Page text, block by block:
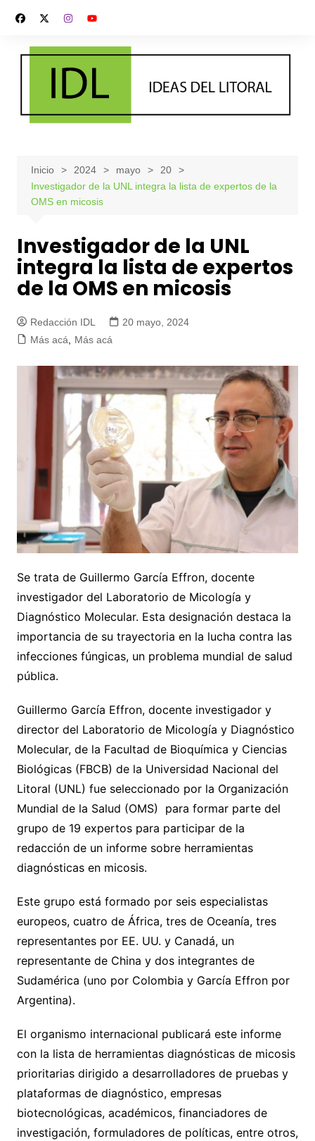
contenido
Inicio 2024 mayo
20
Investigador de la UNL integra la lista de expertos de la
OMS en micosis
Investigador de la UNL
integra la lista de expertos
de la OMS en micosis
Redacción IDL
20 mayo, 2024
Más acá, Más acá
Se trata de Guillermo García Effron, docente
investigador del Laboratorio de Micología y
Diagnóstico Molecular. Esta designación destaca la
importancia de su trayectoria en la lucha contra las
infecciones fúngicas, un problema mundial de salud
pública.
Guillermo García Effron, docente investigador y
director del Laboratorio de Micología y Diagnóstico
Molecular, de la Facultad de Bioquímica y Ciencias
Biológicas (FBCB) de la Universidad Nacional del
Litoral (UNL) fue seleccionado por la Organización
Mundial de la Salud (OMS) para formar parte del
grupo de 19 expertos para participar de la
redacción de un informe sobre herramientas
diagnósticas en micosis.
Este grupo está formado por seis especialistas
europeos, cuatro de África, tres de Oceanía, tres
representantes por EE. UU. y Canadá, un
representante de China y dos integrantes de
Sudamérica (uno por Colombia y García Effron por
Argentina).
El organismo internacional publicará este informe
con la lista de herramientas diagnósticas de micosis
prioritarias dirigido a desarrolladores de pruebas y
plataformas de diagnóstico, empresas
biotecnológicas, académicos, financiadores de
investigación, formuladores de políticas, entre otros,